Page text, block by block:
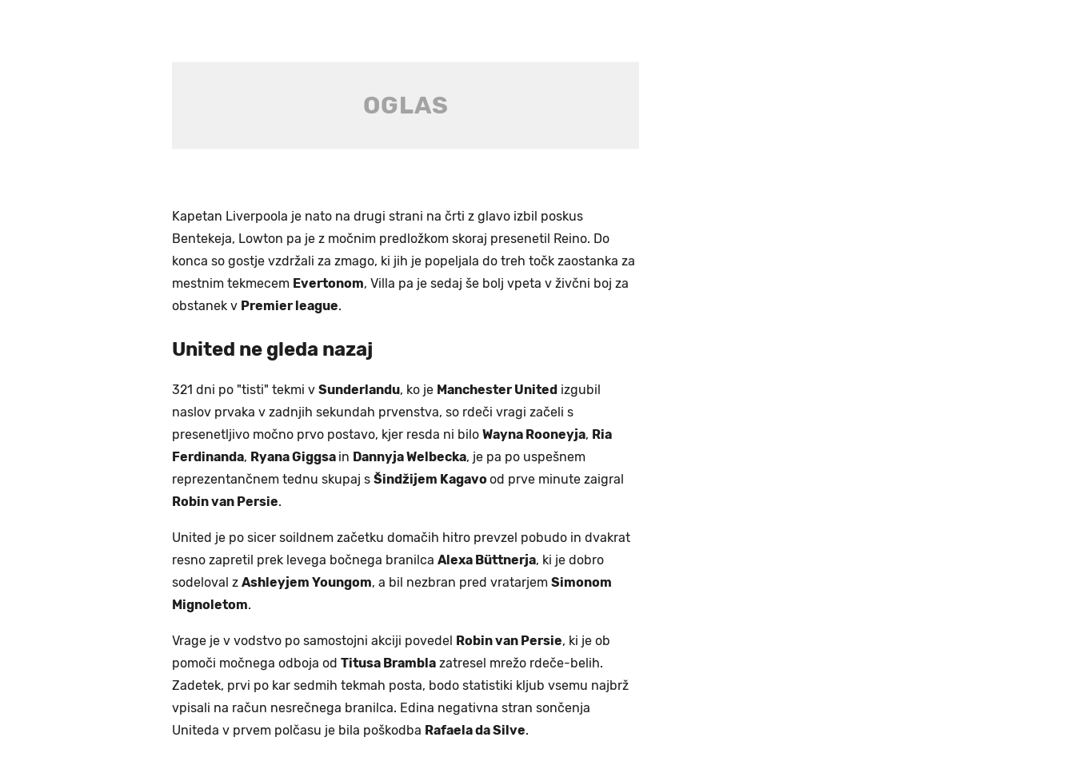
Kapetan Liverpoola je nato na drugi strani na črti z glavo izbil poskus
Bentekeja, Lowton pa je z močnim predložkom skoraj presenetil Reino. Do
konca so gostje vzdržali za zmago, ki jih je popeljala do treh točk zaostanka za
mestnim tekmecem Evertonom, Villa pa je sedaj še bolj vpeta v živčni boj za
obstanek v Premier league.
United ne gleda nazaj
321 dni po "tisti" tekmi v Sunderlandu, ko je Manchester United izgubil
naslov prvaka v zadnjih sekundah prvenstva, so rdeči vragi začeli s
presenetljivo močno prvo postavo, kjer resda ni bilo Wayna Rooneyja, Ria
Ferdinanda, Ryana Giggsa in Dannyja Welbecka, je pa po uspešnem
reprezentančnem tednu skupaj s Šindžijem Kagavood prve minute zaigral
Robin van Persie.
United je po sicer soildnem začetku domačih hitro prevzel pobudo in dvakrat
resno zapretil prek levega bočnega branilca Alexa Büttnerja, ki je dobro
sodeloval z Ashleyjem Youngom, a bil nezbran pred vratarjem Simonom
Mignoletom.
Vrage je v vodstvo po samostojni akciji povedel Robin van Persie, ki je ob
pomoči močnega odboja od Titusa Brambla zatresel mrežo rdeče-belih.
Zadetek, prvi po kar sedmih tekmah posta, bodo statistiki kljub vsemu najbrž
vpisali na račun nesrečnega branilca. Edina negativna stran sončenja
Uniteda v prvem polčasu je bila poškodba Rafaela da Silve.